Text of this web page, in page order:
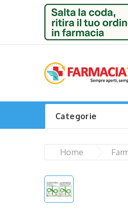
Categorie
Home